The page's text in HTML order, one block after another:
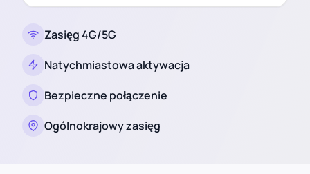
Zasięg 4G/5G
Natychmiastowa aktywacja
Bezpieczne połączenie
Ogólnokrajowy zasięg